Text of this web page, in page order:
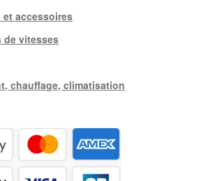
et accessoires
de vitesses
chauffage, climatisation